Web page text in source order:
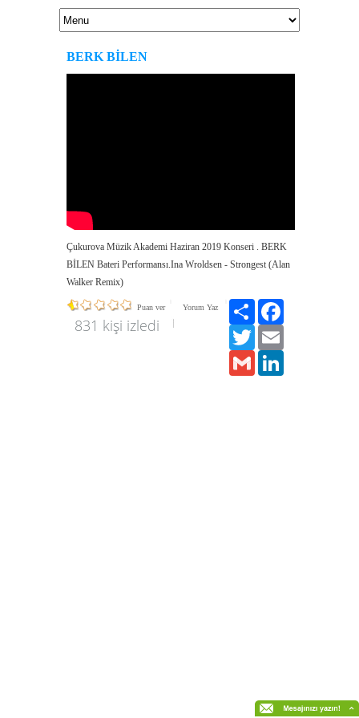
BERK BİLEN
Çukurova Müzik Akademi Haziran 2019 Konseri . BERK
BİLEN Bateri Performansı.Ina Wroldsen - Strongest (Alan
Walker Remix)
Puan ver Yorum Yaz
831 kişi izledi
Paylaş
Twitter
Gmail